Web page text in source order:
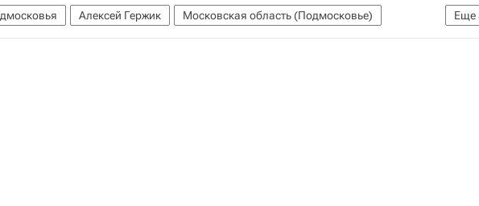
Еще
Алексей Гержик
Московская область (Подмосковье)
Дороги Инфраструктура